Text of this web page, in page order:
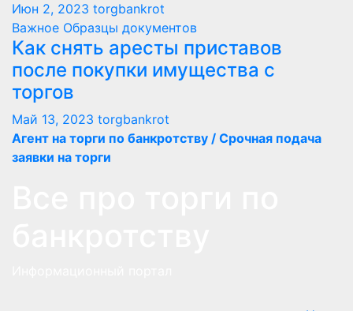
Июн 2, 2023 torgbankrot
Важное Образцы документов
Как снять аресты приставов
после покупки имущества с
торгов
Май 13, 2023 torgbankrot
Агент на торги по банкротству / Срочная подача
заявки на торги